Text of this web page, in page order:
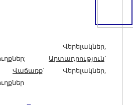
Վերելակներ,
Արտադրություն՝
Վաճառք՝ Վերելակներ,